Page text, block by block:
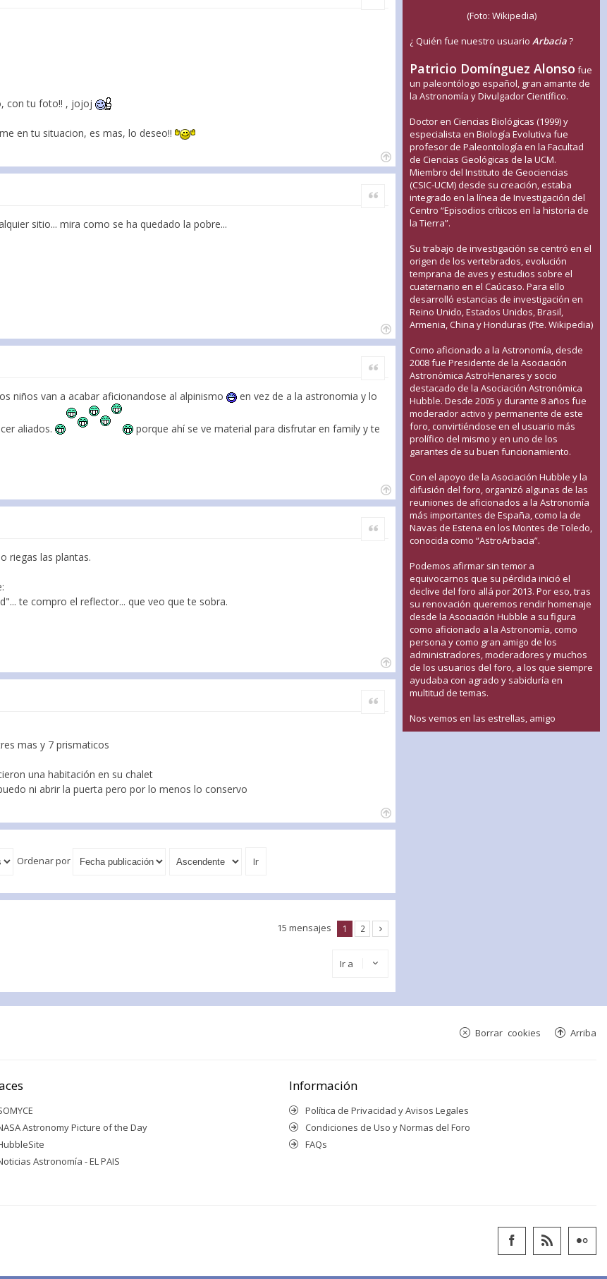
con tu foto!! , jojoj
en tu situacion, es mas, lo deseo!!
Citar
sitio... mira como se ha quedado la pobre...
Citar
niños van a acabar aficionandose al alpinismo en vez de a la astronomia y lo
aliados.
porque ahí se ve material para disfrutar en family y te
Citar
riegas las plantas.
te compro el reflector... que veo que te sobra.
Citar
mas y 7 prismaticos
una habitación en su chalet
ni abrir la puerta pero por lo menos lo conservo
Ordenar por
15 mensajes 1 2
Ir a
(Foto: Wikipedia)
¿ Quién fue nuestro usuario Arbacia?
Patricio Domínguez Alonso fue
un paleontólogo español, gran amante de
la Astronomía y Divulgador Científico.
Doctor en Ciencias Biológicas (1999) y
especialista en Biología Evolutiva fue
profesor de Paleontología en la Facultad
de Ciencias Geológicas de la UCM.
Miembro del Instituto de Geociencias
(CSIC-UCM) desde su creación, estaba
integrado en la línea de Investigación del
Centro “Episodios críticos en la historia de
la Tierra”.
Su trabajo de investigación se centró en el
origen de los vertebrados, evolución
temprana de aves y estudios sobre el
cuaternario en el Caúcaso. Para ello
desarrolló estancias de investigación en
Reino Unido, Estados Unidos, Brasil,
Armenia, China y Honduras (Fte. Wikipedia)
Como aficionado a la Astronomía, desde
2008 fue Presidente de la Asociación
Astronómica AstroHenares y socio
destacado de la Asociación Astronómica
Hubble. Desde 2005 y durante 8 años fue
moderador activo y permanente de este
foro, convirtiéndose en el usuario más
prolífico del mismo y en uno de los
garantes de su buen funcionamiento.
Con el apoyo de la Asociación Hubble y la
difusión del foro, organizó algunas de las
reuniones de aficionados a la Astronomía
más importantes de España, como la de
Navas de Estena en los Montes de Toledo,
conocida como “AstroArbacia”.
Podemos afirmar sin temor a
equivocarnos que su pérdida inició el
declive del foro allá por 2013. Por eso, tras
su renovación queremos rendir homenaje
desde la Asociación Hubble a su figura
como aficionado a la Astronomía, como
persona y como gran amigo de los
administradores, moderadores y muchos
de los usuarios del foro, a los que siempre
ayudaba con agrado y sabiduría en
multitud de temas.
Nos vemos en las estrellas, amigo
Arriba
Borrar cookies
Astronomy Picture of the Day
Astronomía - EL PAIS
Información
Política de Privacidad y Avisos Legales
Condiciones de Uso y Normas del Foro
FAQs